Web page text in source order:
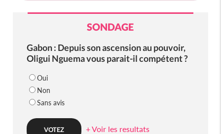
SONDAGE
Gabon : Depuis son ascension au pouvoir,
Oligui Nguema vous parait-il compétent ?
Oui
Non
Sans avis
+ Voir les resultats